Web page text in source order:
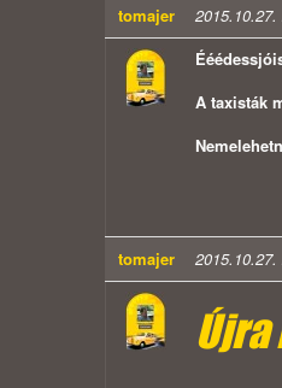
tomajer 2015.10.27.
A taxisták
tomajer
Újra